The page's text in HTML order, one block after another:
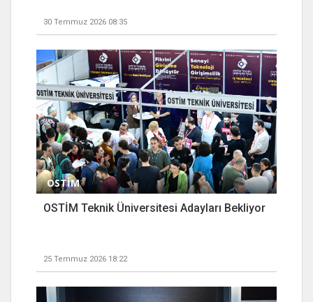
30 Temmuz 2026 08:35
OSTİM
OSTİM Teknik Üniversitesi Adayları Bekliyor
25 Temmuz 2026 18:22